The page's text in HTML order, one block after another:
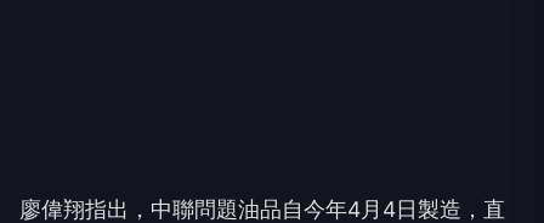
廖偉翔指出，中聯問題油品自今年4月4日製造，直